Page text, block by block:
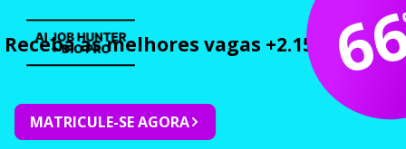
Receba as melhores vagas +2.150 cursos
MATRICULE-SE AGORA